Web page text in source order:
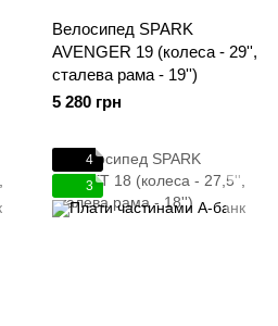
Велосипед SPARK
AVENGER 19 (колеса - 29'',
сталева рама - 19'')
5 280 грн
4
3